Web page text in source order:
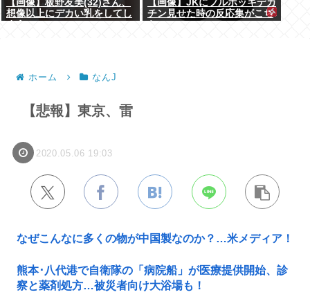
【画像】板野友美(32)さん、
想像以上にデカい乳をしてし
【画像】JKにフルボッキデカ
チン見せた時の反応集がこち
ホーム なんJ
【悲報】東京、雷
2020.05.06 19:03
なぜこんなに多くの物が中国製なのか？…米メディア！
熊本･八代港で自衛隊の「病院船」が医療提供開始、診
察と薬剤処方…被災者向け大浴場も！